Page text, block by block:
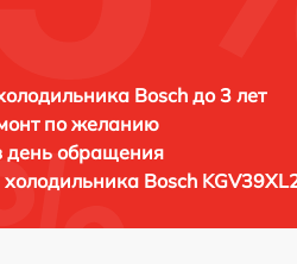
Bosch до 3 лет
по желанию
день обращения
холодильника Bosch